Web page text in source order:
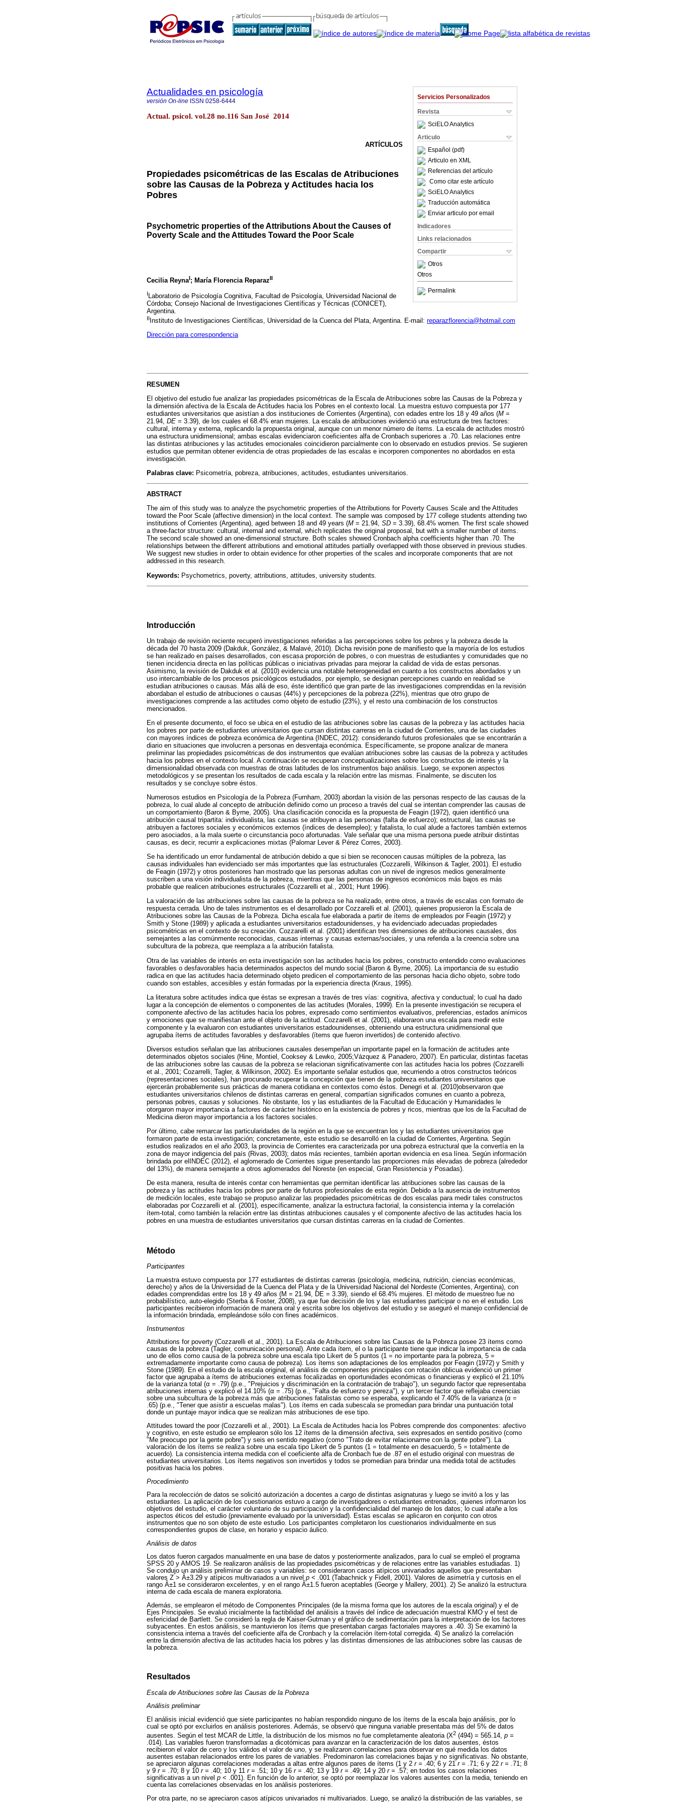
Servicios Personalizados
Revista
SciELO Analytics
Articulo
Español (pdf)
Articulo en XML
Referencias del artículo
Como citar este artículo
SciELO Analytics
Traducción automática
Enviar articulo por email
Indicadores
Links relacionados
Compartir
Otros
Otros
Permalink
Actualidades en psicología
versión On-line ISSN 0258-6444
Actual. psicol. vol.28 no.116 San José 2014
ARTÍCULOS
Propiedades psicométricas de las Escalas de Atribuciones
sobre las Causas de la Pobreza y Actitudes hacia los
Pobres
Psychometric properties of the Attributions About the Causes of
Poverty Scale and the Attitudes Toward the Poor Scale
Cecilia ReynaI; María Florencia ReparazII
I Laboratorio de Psicología Cognitiva, Facultad de Psicología, Universidad Nacional de
Córdoba; Consejo Nacional de Investigaciones Científicas y Técnicas (CONICET),
Argentina.
IIInstituto de Investigaciones Científicas, Universidad de la Cuenca del Plata, Argentina. E-mail: reparazflorencia@hotmail.com
Dirección para correspondencia
RESUMEN
El objetivo del estudio fue analizar las propiedades psicométricas de la Escala de Atribuciones sobre las Causas de la Pobreza y
la dimensión afectiva de la Escala de Actitudes hacia los Pobres en el contexto local. La muestra estuvo compuesta por 177
estudiantes universitarios que asistían a dos instituciones de Corrientes (Argentina), con edades entre los 18 y 49 años (M =
21.94, DE = 3.39), de los cuales el 68.4% eran mujeres. La escala de atribuciones evidenció una estructura de tres factores:
cultural, interna y externa, replicando la propuesta original, aunque con un menor número de ítems. La escala de actitudes mostró
una estructura unidimensional; ambas escalas evidenciaron coeficientes alfa de Cronbach superiores a .70. Las relaciones entre
las distintas atribuciones y las actitudes emocionales coincidieron parcialmente con lo observado en estudios previos. Se sugieren
estudios que permitan obtener evidencia de otras propiedades de las escalas e incorporen componentes no abordados en esta
investigación.
Palabras clave: Psicometría, pobreza, atribuciones, actitudes, estudiantes universitarios.
ABSTRACT
The aim of this study was to analyze the psychometric properties of the Attributions for Poverty Causes Scale and the Attitudes
toward the Poor Scale (affective dimension) in the local context. The sample was composed by 177 college students attending two
institutions of Corrientes (Argentina), aged between 18 and 49 years (M = 21.94, SD = 3.39), 68.4% women. The first scale showed
a three-factor structure: cultural, internal and external, which replicates the original proposal, but with a smaller number of items.
The second scale showed an one-dimensional structure. Both scales showed Cronbach alpha coefficients higher than .70. The
relationships between the different attributions and emotional attitudes partially overlapped with those observed in previous studies.
We suggest new studies in order to obtain evidence for other properties of the scales and incorporate components that are not
addressed in this research.
Keywords: Psychometrics, poverty, attributions, attitudes, university students.
Introducción
Un trabajo de revisión reciente recuperó investigaciones referidas a las percepciones sobre los pobres y la pobreza desde la
década del 70 hasta 2009 (Dakduk, González, & Malavé, 2010). Dicha revisión pone de manifiesto que la mayoría de los estudios
se han realizado en países desarrollados, con escasa proporción de pobres, o con muestras de estudiantes y comunidades que no
tienen incidencia directa en las políticas públicas o iniciativas privadas para mejorar la calidad de vida de estas personas.
Asimismo, la revisión de Dakduk et al. (2010) evidencia una notable heterogeneidad en cuanto a los constructos abordados y un
uso intercambiable de los procesos psicológicos estudiados, por ejemplo, se designan percepciones cuando en realidad se
estudian atribuciones o causas. Más allá de eso, éste identificó que gran parte de las investigaciones comprendidas en la revisión
abordaban el estudio de atribuciones o causas (44%) y percepciones de la pobreza (22%), mientras que otro grupo de
investigaciones comprende a las actitudes como objeto de estudio (23%), y el resto una combinación de los constructos
mencionados.
En el presente documento, el foco se ubica en el estudio de las atribuciones sobre las causas de la pobreza y las actitudes hacia
los pobres por parte de estudiantes universitarios que cursan distintas carreras en la ciudad de Corrientes, una de las ciudades
con mayores índices de pobreza económica de Argentina (INDEC, 2012): considerando futuros profesionales que se encontrarán a
diario en situaciones que involucren a personas en desventaja económica. Específicamente, se propone analizar de manera
preliminar las propiedades psicométricas de dos instrumentos que evalúan atribuciones sobre las causas de la pobreza y actitudes
hacia los pobres en el contexto local. A continuación se recuperan conceptualizaciones sobre los constructos de interés y la
dimensionalidad observada con muestras de otras latitudes de los instrumentos bajo análisis. Luego, se exponen aspectos
metodológicos y se presentan los resultados de cada escala y la relación entre las mismas. Finalmente, se discuten los
resultados y se concluye sobre éstos.
Numerosos estudios en Psicología de la Pobreza (Furnham, 2003) abordan la visión de las personas respecto de las causas de la
pobreza, lo cual alude al concepto de atribución definido como un proceso a través del cual se intentan comprender las causas de
un comportamiento (Baron & Byrne, 2005). Una clasificación conocida es la propuesta de Feagin (1972), quien identificó una
atribución causal tripartita: individualista, las causas se atribuyen a las personas (falta de esfuerzo); estructural, las causas se
atribuyen a factores sociales y económicos externos (índices de desempleo); y fatalista, lo cual alude a factores también externos
pero asociados, a la mala suerte o circunstancia poco afortunadas. Vale señalar que una misma persona puede atribuir distintas
causas, es decir, recurrir a explicaciones mixtas (Palomar Lever & Pérez Corres, 2003).
Se ha identificado un error fundamental de atribución debido a que si bien se reconocen causas múltiples de la pobreza, las
causas individuales han evidenciado ser más importantes que las estructurales (Cozzarelli, Wilkinson & Tagler, 2001). El estudio
de Feagin (1972) y otros posteriores han mostrado que las personas adultas con un nivel de ingresos medios generalmente
suscriben a una visión individualista de la pobreza, mientras que las personas de ingresos económicos más bajos es más
probable que realicen atribuciones estructurales (Cozzarelli et al., 2001; Hunt 1996).
La valoración de las atribuciones sobre las causas de la pobreza se ha realizado, entre otros, a través de escalas con formato de
respuesta cerrada. Uno de tales instrumentos es el desarrollado por Cozzarelli et al. (2001), quienes propusieron la Escala de
Atribuciones sobre las Causas de la Pobreza. Dicha escala fue elaborada a partir de ítems de empleados por Feagin (1972) y
Smith y Stone (1989) y aplicada a estudiantes universitarios estadounidenses, y ha evidenciado adecuadas propiedades
psicométricas en el contexto de su creación. Cozzarelli et al. (2001) identifican tres dimensiones de atribuciones causales, dos
semejantes a las comúnmente reconocidas, causas internas y causas externas/sociales, y una referida a la creencia sobre una
subcultura de la pobreza, que reemplaza a la atribución fatalista.
Otra de las variables de interés en esta investigación son las actitudes hacia los pobres, constructo entendido como evaluaciones
favorables o desfavorables hacia determinados aspectos del mundo social (Baron & Byrne, 2005). La importancia de su estudio
radica en que las actitudes hacia determinado objeto predicen el comportamiento de las personas hacia dicho objeto, sobre todo
cuando son estables, accesibles y están formadas por la experiencia directa (Kraus, 1995).
La literatura sobre actitudes indica que éstas se expresan a través de tres vías: cognitiva, afectiva y conductual; lo cual ha dado
lugar a la concepción de elementos o componentes de las actitudes (Morales, 1999). En la presente investigación se recupera el
componente afectivo de las actitudes hacia los pobres, expresado como sentimientos evaluativos, preferencias, estados anímicos
y emociones que se manifiestan ante el objeto de la actitud. Cozzarelli et al. (2001), elaboraron una escala para medir este
componente y la evaluaron con estudiantes universitarios estadounidenses, obteniendo una estructura unidimensional que
agrupaba ítems de actitudes favorables y desfavorables (ítems que fueron invertidos) de contenido afectivo.
Diversos estudios señalan que las atribuciones causales desempeñan un importante papel en la formación de actitudes ante
determinados objetos sociales (Hine, Montiel, Cooksey & Lewko, 2005;Vázquez & Panadero, 2007). En particular, distintas facetas
de las atribuciones sobre las causas de la pobreza se relacionan significativamente con las actitudes hacia los pobres (Cozzarelli
et al., 2001; Cozarrelli, Tagler, & Wilkinson, 2002). Es importante señalar estudios que, recurriendo a otros constructos teóricos
(representaciones sociales), han procurado recuperar la concepción que tienen de la pobreza estudiantes universitarios que
ejercerán probablemente sus prácticas de manera cotidiana en contextos como éstos. Denegri et al. (2010)observaron que
estudiantes universitarios chilenos de distintas carreras en general, compartían significados comunes en cuanto a pobreza,
personas pobres, causas y soluciones. No obstante, los y las estudiantes de la Facultad de Educación y Humanidades le
otorgaron mayor importancia a factores de carácter histórico en la existencia de pobres y ricos, mientras que los de la Facultad de
Medicina dieron mayor importancia a los factores sociales.
Por último, cabe remarcar las particularidades de la región en la que se encuentran los y las estudiantes universitarios que
formaron parte de esta investigación; concretamente, este estudio se desarrolló en la ciudad de Corrientes, Argentina. Según
estudios realizados en el año 2003, la provincia de Corrientes era caracterizada por una pobreza estructural que la convertía en la
zona de mayor indigencia del país (Rivas, 2003); datos más recientes, también aportan evidencia en esa línea. Según información
brindada por elINDEC (2012), el aglomerado de Corrientes sigue presentando las proporciones más elevadas de pobreza (alrededor
del 13%), de manera semejante a otros aglomerados del Noreste (en especial, Gran Resistencia y Posadas).
De esta manera, resulta de interés contar con herramientas que permitan identificar las atribuciones sobre las causas de la
pobreza y las actitudes hacia los pobres por parte de futuros profesionales de esta región. Debido a la ausencia de instrumentos
de medición locales, este trabajo se propuso analizar las propiedades psicométricas de dos escalas para medir tales constructos
elaboradas por Cozzarelli et al. (2001), específicamente, analizar la estructura factorial, la consistencia interna y la correlación
ítem-total, como también la relación entre las distintas atribuciones causales y el componente afectivo de las actitudes hacia los
pobres en una muestra de estudiantes universitarios que cursan distintas carreras en la ciudad de Corrientes.
Método
Participantes
La muestra estuvo compuesta por 177 estudiantes de distintas carreras (psicología, medicina, nutrición, ciencias económicas,
derecho) y años de la Universidad de la Cuenca del Plata y de la Universidad Nacional del Nordeste (Corrientes, Argentina), con
edades comprendidas entre los 18 y 49 años (M = 21.94, DE = 3.39), siendo el 68.4% mujeres. El método de muestreo fue no
probabilístico, auto-elegido (Sterba & Foster, 2008), ya que fue decisión de los y las estudiantes participar o no en el estudio. Los
participantes recibieron información de manera oral y escrita sobre los objetivos del estudio y se aseguró el manejo confidencial de
la información brindada, empleándose sólo con fines académicos.
Instrumentos
Attributions for poverty (Cozzarelli et al., 2001). La Escala de Atribuciones sobre las Causas de la Pobreza posee 23 ítems como
causas de la pobreza (Tagler, comunicación personal). Ante cada ítem, el o la participante tiene que indicar la importancia de cada
uno de ellos como causa de la pobreza sobre una escala tipo Likert de 5 puntos (1 = no importante para la pobreza, 5 =
extremadamente importante como causa de pobreza). Los ítems son adaptaciones de los empleados por Feagin (1972) y Smith y
Stone (1989). En el estudio de la escala original, el análisis de componentes principales con rotación oblicua evidenció un primer
factor que agrupaba a ítems de atribuciones externas focalizadas en oportunidades económicas o financieras y explicó el 21.10%
de la varianza total (α = .79) (p.e., "Prejuicios y discriminación en la contratación de trabajo"), un segundo factor que representaba
atribuciones internas y explicó el 14.10% (α = .75) (p.e., "Falta de esfuerzo y pereza"), y un tercer factor que reflejaba creencias
sobre una subcultura de la pobreza más que atribuciones fatalistas como se esperaba, explicando el 7.40% de la varianza (α =
.65) (p.e., "Tener que asistir a escuelas malas"). Los ítems en cada subescala se promedian para brindar una puntuación total
donde un puntaje mayor indica que se realizan más atribuciones de ese tipo.
Attitudes toward the poor (Cozzarelli et al., 2001). La Escala de Actitudes hacia los Pobres comprende dos componentes: afectivo
y cognitivo, en este estudio se emplearon sólo los 12 ítems de la dimensión afectiva, seis expresados en sentido positivo (como
"Me preocupo por la gente pobre") y seis en sentido negativo (como "Trato de evitar relacionarme con la gente pobre"). La
valoración de los ítems se realiza sobre una escala tipo Likert de 5 puntos (1 = totalmente en desacuerdo, 5 = totalmente de
acuerdo). La consistencia interna medida con el coeficiente alfa de Cronbach fue de .87 en el estudio original con muestras de
estudiantes universitarios. Los ítems negativos son invertidos y todos se promedian para brindar una medida total de actitudes
positivas hacia los pobres.
Procedimiento
Para la recolección de datos se solicitó autorización a docentes a cargo de distintas asignaturas y luego se invitó a los y las
estudiantes. La aplicación de los cuestionarios estuvo a cargo de investigadores o estudiantes entrenados, quienes informaron los
objetivos del estudio, el carácter voluntario de su participación y la confidencialidad del manejo de los datos; lo cual atañe a los
aspectos éticos del estudio (previamente evaluado por la universidad). Estas escalas se aplicaron en conjunto con otros
instrumentos que no son objeto de este estudio. Los participantes completaron los cuestionarios individualmente en sus
correspondientes grupos de clase, en horario y espacio áulico.
Análisis de datos
Los datos fueron cargados manualmente en una base de datos y posteriormente analizados, para lo cual se empleó el programa
SPSS 20 y AMOS 19. Se realizaron análisis de las propiedades psicométricas y de relaciones entre las variables estudiadas. 1)
Se condujo un análisis preliminar de casos y variables: se consideraron casos atípicos univariados aquellos que presentaban
valores Z > Â±3.29 y atípicos multivariados a un nivel p < .001 (Tabachnick y Fidell, 2001). Valores de asimetría y curtosis en el
rango Â±1 se consideraron excelentes, y en el rango Â±1.5 fueron aceptables (George y Mallery, 2001). 2) Se analizó la estructura
interna de cada escala de manera exploratoria.
Además, se emplearon el método de Componentes Principales (de la misma forma que los autores de la escala original) y el de
Ejes Principales. Se evaluó inicialmente la factibilidad del análisis a través del índice de adecuación muestral KMO y el test de
esfericidad de Bartlett. Se consideró la regla de Kaiser-Gutman y el gráfico de sedimentación para la interpretación de los factores
subyacentes. En estos análisis, se mantuvieron los ítems que presentaban cargas factoriales mayores a .40. 3) Se examinó la
consistencia interna a través del coeficiente alfa de Cronbach y la correlación ítem-total corregida. 4) Se analizó la correlación
entre la dimensión afectiva de las actitudes hacia los pobres y las distintas dimensiones de las atribuciones sobre las causas de
la pobreza.
Resultados
Escala de Atribuciones sobre las Causas de la Pobreza
Análisis preliminar
El análisis inicial evidenció que siete participantes no habían respondido ninguno de los ítems de la escala bajo análisis, por lo
cual se optó por excluirlos en análisis posteriores. Además, se observó que ninguna variable presentaba más del 5% de datos
ausentes. Según el test MCAR de Little, la distribución de los mismos no fue completamente aleatoria (X2 (494) = 565.14, p =
.014). Las variables fueron transformadas a dicotómicas para avanzar en la caracterización de los datos ausentes, éstos
recibieron el valor de cero y los válidos el valor de uno, y se realizaron correlaciones para observar en qué medida los datos
ausentes estaban relacionados entre los pares de variables. Predominaron las correlaciones bajas y no significativas. No obstante,
se apreciaron algunas correlaciones moderadas a altas entre algunos pares de ítems (1 y 2 r = .40; 6 y 21 r = .71; 6 y 22 r = .71; 8
y 9 r = .70; 8 y 10 r = .40; 10 y 11 r = .51; 10 y 16 r = .40; 13 y 19 r = .49; 14 y 20 r = .57; en todos los casos relaciones
significativas a un nivel p < .001). En función de lo anterior, se optó por reemplazar los valores ausentes con la media, teniendo en
cuenta las correlaciones observadas en los análisis posteriores.
Por otra parte, no se apreciaron casos atípicos univariados ni multivariados. Luego, se analizó la distribución de las variables, se